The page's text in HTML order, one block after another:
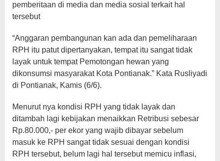
pemberitaan di media dan media sosial terkait hal
tersebut
“Anggaran pembangunan kan ada dan pemeliharaan
RPH itu patut dipertanyakan, tempat itu sangat tidak
layak untuk tempat Pemotongan hewan yang
dikonsumsi masyarakat Kota Pontianak.” Kata Rusliyadi
di Pontianak, Kamis (6/6).
Menurut nya kondisi RPH yang tidak layak dan
ditambah lagi kebijakan menaikkan Retribusi sebesar
Rp.80.000,- per ekor yang wajib dibayar sebelum
masuk ke RPH sangat tidak sesuai dengan kondisi
RPH tersebut, belum lagi hal tersebut memicu inflasi,